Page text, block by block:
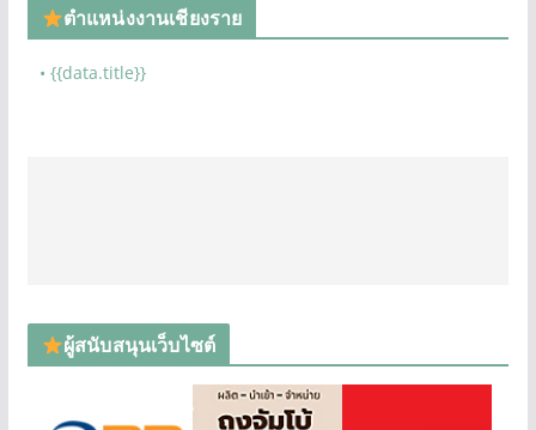
ตำแหน่งงานเชียงราย
• {{data.title}}
ผู้สนับสนุนเว็บไซต์